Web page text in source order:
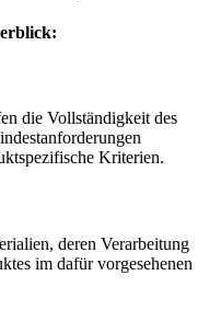
die Vollständigkeit des
Kriterien.
deren Verarbeitung
im dafür vorgesehenen